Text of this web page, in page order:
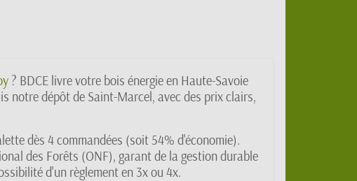
? BDCE livre votre bois énergie en Haute-Savoie
notre dépôt de Saint-Marcel, avec des prix clairs,
dès 4 commandées (soit 54% d'économie).
des Forêts (ONF), garant de la gestion durable
d'un règlement en 3x ou 4x.